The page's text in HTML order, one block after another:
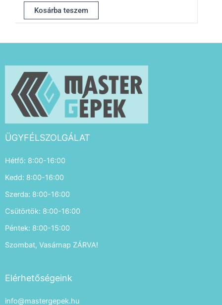
Kosárba teszem
ÜGYFÉLSZOLGÁLAT
Hétfő: 8:00-16:00
Kedd: 8:00-16:00
Szerda: 8:00-16:00
Csütörtök: 8:00-16:00
Péntek: 8:00-15:00
Szombat, Vasárnap ZÁRVA!
Elérhetőségeink
info@mastergepek.hu